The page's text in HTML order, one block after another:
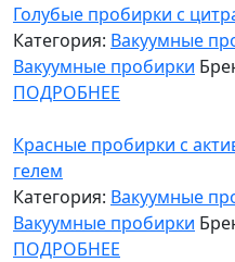
Голубые пробирки с
Категория: Вакуумные
Вакуумные пробирки
ПОДРОБНЕЕ
Красные пробирки с
гелем
Категория: Вакуумные
Вакуумные пробирки
ПОДРОБНЕЕ